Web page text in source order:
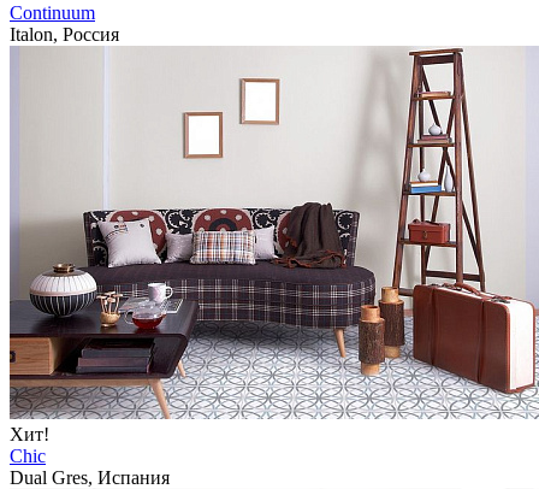
Continuum
Italon, Россия
Хит!
Chic
Dual Gres, Испания